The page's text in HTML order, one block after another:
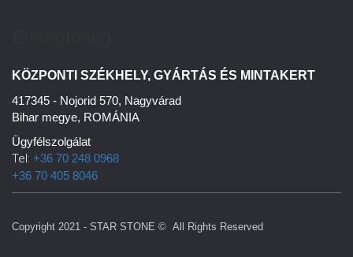
KÖZPONTI SZÉKHELY, GYÁRTÁS ÉS MINTAKERT
417345 - Nojorid 570, Nagyvárad
Bihar megye, ROMÁNIA
Ügyfélszolgálat
Tel: +36 70 248 0968
+36 70 405 8046
Copyright 2021 - STAR STONE © All Rights Reserved